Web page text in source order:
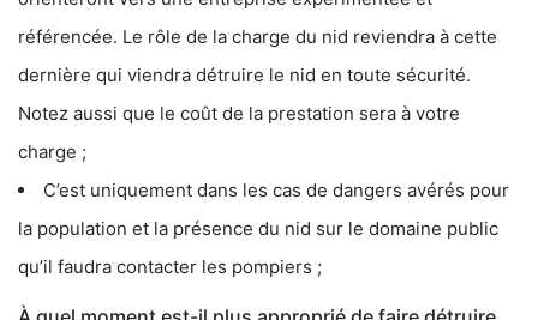
référencée. Le rôle de la charge du nid reviendra à cette
dernière qui viendra détruire le nid en toute sécurité.
Notez aussi que le coût de la prestation sera à votre
charge ;
C’est uniquement dans les cas de dangers avérés pour
la population et la présence du nid sur le domaine public
qu’il faudra contacter les pompiers ;